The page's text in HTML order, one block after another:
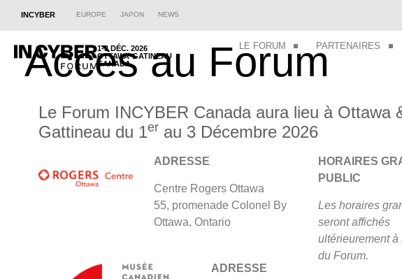
INCYBER EUROPE JAPON NEWS
1-3 DÉC. 2026
OTTAWA-GATINEAU
CANADA
LE FORUM PARTENAIRES
Accès au Forum
Le Forum INCYBER Canada aura lieu à Ottawa
Gattineau du 1er au 3 Décembre 2026
ADRESSE
Centre Rogers Ottawa
55, promenade Colonel By
Ottawa, Ontario
HORAIRES
PUBLIC
Les horaires
seront affichés
ultérieurement à
du Forum.
ADRESSE